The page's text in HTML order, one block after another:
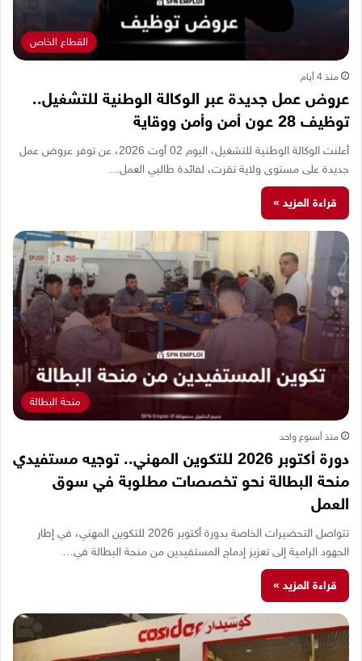
القطاع الخاص
منذ 4 أيام
عروض عمل جديدة عبر الوكالة الوطنية للتشغيل..
توظيف 28 عون أمن وأمن ووقاية
أعلنت الوكالة الوطنية للتشغيل، اليوم 02 أوت 2026، عن توفر عروض عمل
جديدة على مستوى ولاية تقرت، لفائدة طالبي العمل…
قراءة المزيد »
منحة البطالة
منذ أسبوع واحد
دورة أكتوبر 2026 للتكوين المهني.. توجيه مستفيدي
منحة البطالة نحو تخصصات مطلوبة في سوق
العمل
تتواصل التحضيرات الخاصة بدورة أكتوبر 2026 للتكوين المهني، في إطار
الجهود الرامية إلى تعزيز إدماج المستفيدين من منحة البطالة في…
قراءة المزيد »